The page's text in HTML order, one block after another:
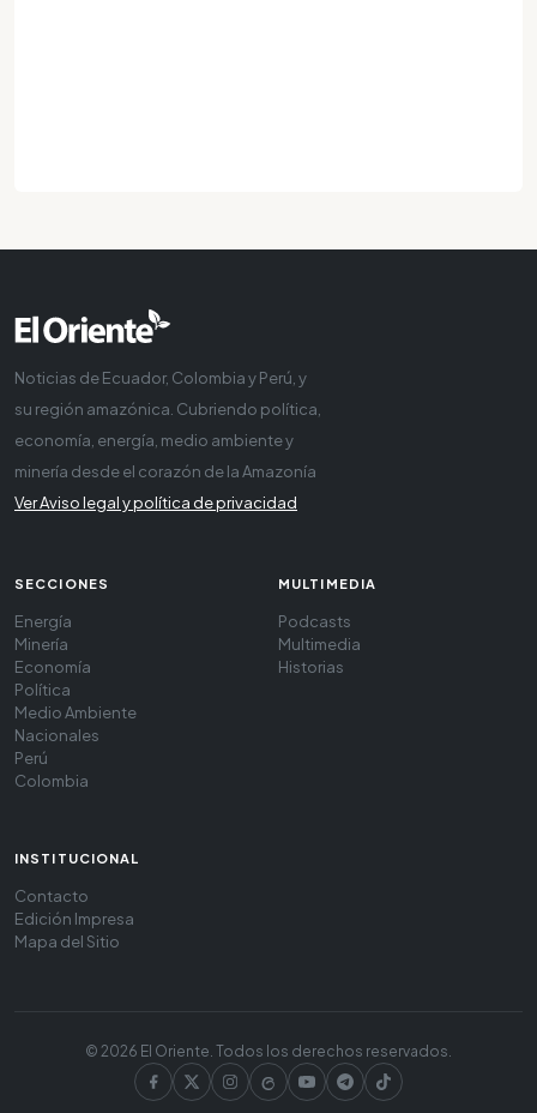
Noticias de Ecuador, Colombia y Perú, y
su región amazónica. Cubriendo política,
economía, energía, medio ambiente y
minería desde el corazón de la Amazonía
Ver Aviso legal y política de privacidad
SECCIONES
Energía
Minería
Economía
Política
Medio Ambiente
Nacionales
Perú
Colombia
MULTIMEDIA
Podcasts
Multimedia
Historias
INSTITUCIONAL
Contacto
Edición Impresa
Mapa del Sitio
© 2026 El Oriente. Todos los derechos reservados.